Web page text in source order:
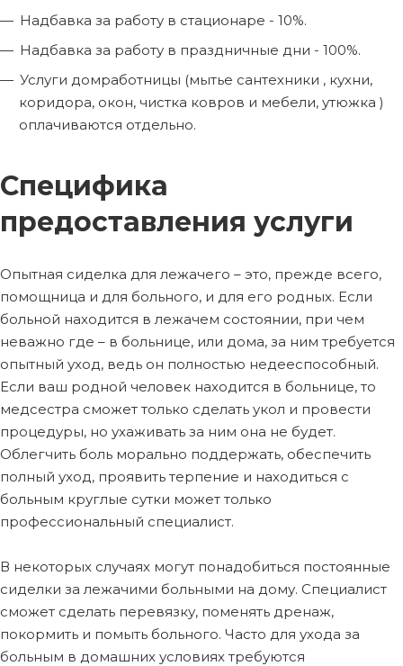
Надбавка за работу в стационаре - 10%.
Надбавка за работу в праздничные дни - 100%.
Услуги домработницы (мытье сантехники , кухни,
коридора, окон, чистка ковров и мебели, утюжка )
оплачиваются отдельно.
Специфика
предоставления услуги
Опытная сиделка для лежачего – это, прежде всего,
помощница и для больного, и для его родных. Если
больной находится в лежачем состоянии, при чем
неважно где – в больнице, или дома, за ним требуется
опытный уход, ведь он полностью недееспособный.
Если ваш родной человек находится в больнице, то
медсестра сможет только сделать укол и провести
процедуры, но ухаживать за ним она не будет.
Облегчить боль морально поддержать, обеспечить
полный уход, проявить терпение и находиться с
больным круглые сутки может только
профессиональный специалист.
В некоторых случаях могут понадобиться постоянные
сиделки за лежачими больными на дому. Специалист
сможет сделать перевязку, поменять дренаж,
покормить и помыть больного. Часто для ухода за
больным в домашних условиях требуются